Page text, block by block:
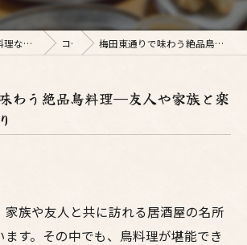
大阪府梅田の鳥料理なら釜焼鳥本舗おやひなや 梅田店 コラム 梅田東通りで味わう絶品鳥料理—友人や家族と楽しむ居酒屋巡り
わう絶品鳥料理—友人や家族と楽
家族や友人と共に訪れる居酒屋の名所
ます。その中でも、鳥料理が堪能でき